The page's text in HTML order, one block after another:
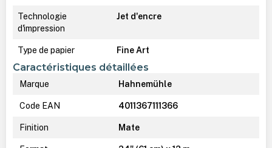
Technologie
d'impression
Jet d'encre
Type de papier Fine Art
Caractéristiques détaillées
Marque Hahnemühle
Code EAN 4011367111366
Finition Mate